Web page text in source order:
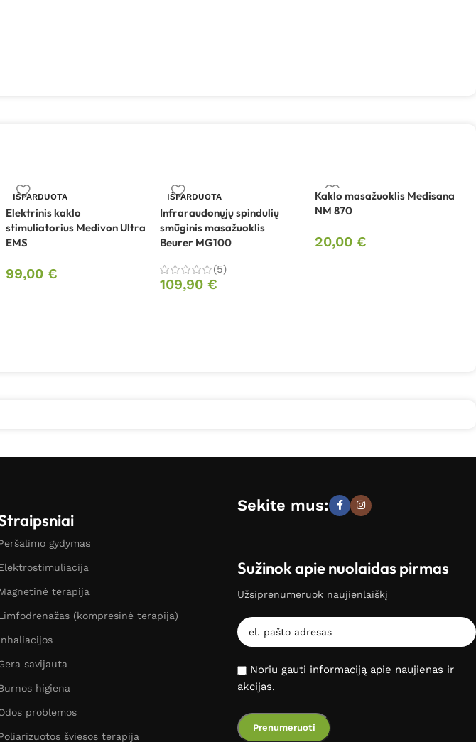
IŠPARDUOTA
Elektrinis kaklo
stimuliatorius Medivon Ultra
EMS
99,00 €
IŠPARDUOTA
Infraraudonųjų spindulių
smūginis masažuoklis
Beurer MG100
(5)
109,90€
Kaklo masažuoklis Medisana
NM 870
20,00 €
gydymas
terapija
(kompresinė terapija)
savijauta
higiena
problemos
šviesos terapija
Sekite mus:
Sužinok apie nuolaidas pirmas
Užsiprenumeruok naujienlaiškį
Noriu gauti informaciją apie naujienas ir
akcijas.